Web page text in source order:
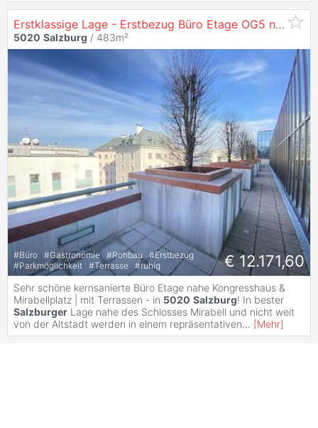
Erstklassige Lage - Erstbezug Büro Etage OG5 nach Sanierung in
5020 Salzburg / 483m²
#Büro #Gastronomie #Rohbau #Erstbezug
#Parkmöglichkeit #Terrasse #ruhig € 12.171,60
Sehr schöne kernsanierte Büro Etage nahe Kongresshaus &
Mirabellplatz | mit Terrassen - in 5020 Salzburg! In bester
Salzburger Lage nahe des Schlosses Mirabell und nicht weit
von der Altstadt werden in einem repräsentativen... [Mehr]